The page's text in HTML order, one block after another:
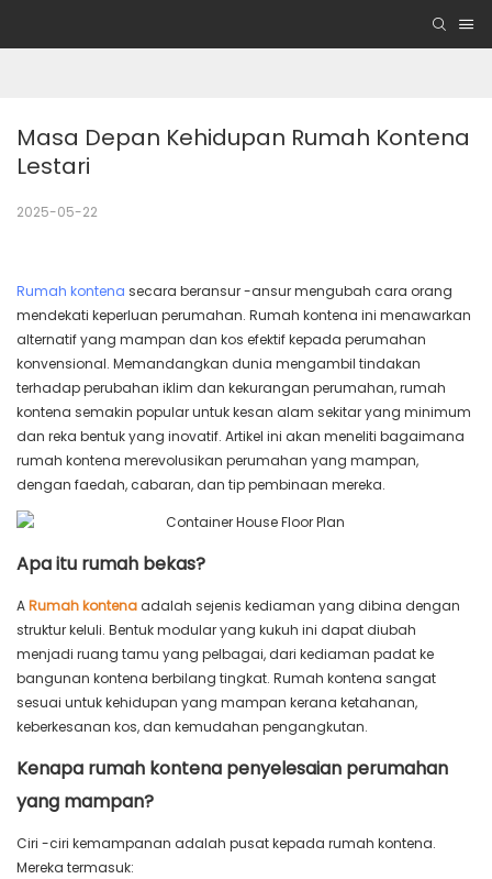
Masa Depan Kehidupan Rumah Kontena
Lestari
2025-05-22
Rumah kontena secara beransur -ansur mengubah cara orang
mendekati keperluan perumahan. Rumah kontena ini menawarkan
alternatif yang mampan dan kos efektif kepada perumahan
konvensional. Memandangkan dunia mengambil tindakan
terhadap perubahan iklim dan kekurangan perumahan, rumah
kontena semakin popular untuk kesan alam sekitar yang minimum
dan reka bentuk yang inovatif. Artikel ini akan meneliti bagaimana
rumah kontena merevolusikan perumahan yang mampan,
dengan faedah, cabaran, dan tip pembinaan mereka.
Apa itu rumah bekas?
ARumah kontenaadalah sejenis kediaman yang dibina dengan
struktur keluli. Bentuk modular yang kukuh ini dapat diubah
menjadi ruang tamu yang pelbagai, dari kediaman padat ke
bangunan kontena berbilang tingkat. Rumah kontena sangat
sesuai untuk kehidupan yang mampan kerana ketahanan,
keberkesanan kos, dan kemudahan pengangkutan.
Kenapa rumah kontena penyelesaian perumahan
yang mampan?
Ciri -ciri kemampanan adalah pusat kepada rumah kontena.
Mereka termasuk: